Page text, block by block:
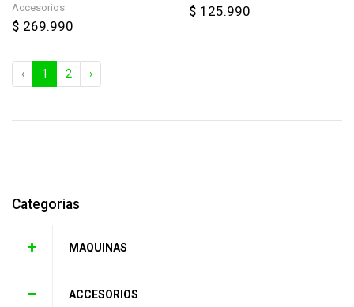
Accesorios
$ 269.990
$ 125.990
‹ 1 2 ›
Categorias
MAQUINAS
ACCESORIOS